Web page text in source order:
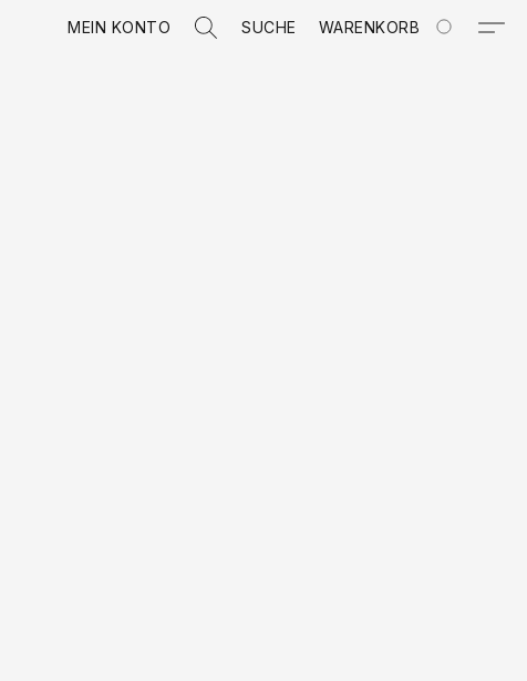
MEIN KONTO SUCHE WARENKORB